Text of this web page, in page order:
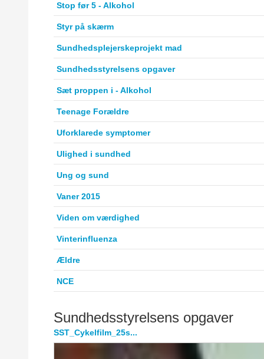
Stop før 5 - Alkohol
Styr på skærm
Sundhedsplejerskeprojekt mad
Sundhedsstyrelsens opgaver
Sæt proppen i - Alkohol
Teenage Forældre
Uforklarede symptomer
Ulighed i sundhed
Ung og sund
Vaner 2015
Viden om værdighed
Vinterinfluenza
Ældre
NCE
Sundhedsstyrelsens opgaver
SST_Cykelfilm_25s...